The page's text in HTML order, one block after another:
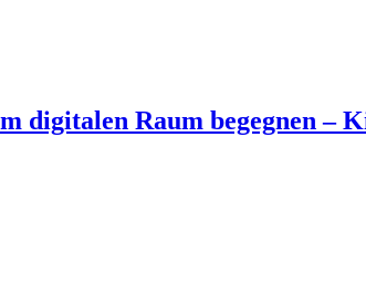
digitalen Raum begegnen –